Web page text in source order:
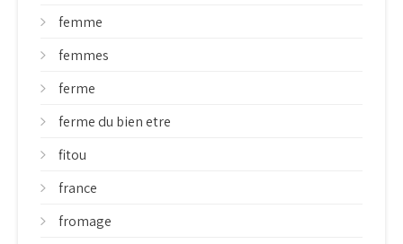
femme
femmes
ferme
ferme du bien etre
fitou
france
fromage